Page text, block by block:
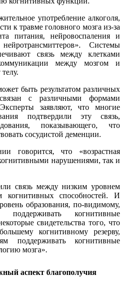
употребление алкоголя,
к травме головного мозга из-за
питания, нейровоспаления и
Системы
связь между клетками
между мозгом и
быть результатом различных
с различными формами
заявляют, что многие
подтвердили эту связь,
показывающего, что
сосудистой деменции.
говорится, что «возрастная
нарушениями, так и
связь между низким уровнем
когнитивных способностей. И
образования, по-видимому,
когнитивные
свидетельства того, что
когнитивному резерву,
поддерживать когнитивные
мозга».
аспект благополучия